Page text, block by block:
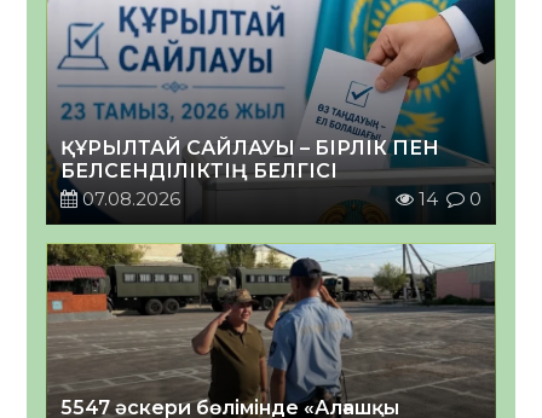
ҚҰРЫЛТАЙ САЙЛАУЫ – БІРЛІК ПЕН
БЕЛСЕНДІЛІКТІҢ БЕЛГІСІ
07.08.2026
14 0
5547 әскери бөлімінде «Алғашқы